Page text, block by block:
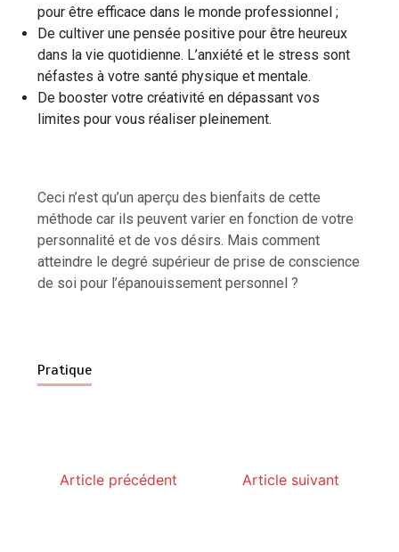
pour être efficace dans le monde professionnel ;
De cultiver une pensée positive pour être heureux
dans la vie quotidienne. L’anxiété et le stress sont
néfastes à votre santé physique et mentale.
De booster votre créativité en dépassant vos
limites pour vous réaliser pleinement.
Ceci n’est qu’un aperçu des bienfaits de cette
méthode car ils peuvent varier en fonction de votre
personnalité et de vos désirs. Mais comment
atteindre le degré supérieur de prise de conscience
de soi pour l’épanouissement personnel ?
Pratique
Article précédent Article suivant